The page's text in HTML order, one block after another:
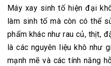
Máy xay sinh tố hiện đại
làm sinh tố mà còn có thể
phẩm khác như rau củ, thịt,
là các nguyên liệu khô như
mạnh mẽ và các tính năng